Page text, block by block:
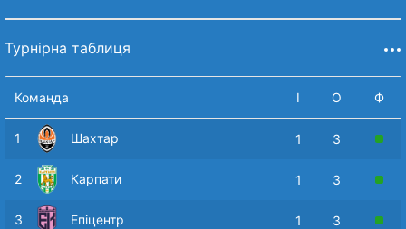
Турнірна таблиця
Команда І О Ф
1 Шахтар 1 3
2 Карпати 1 3
3 Епіцентр 1 3